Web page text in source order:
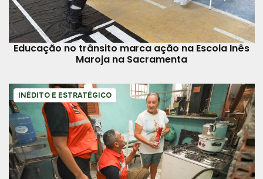
Educação no trânsito marca ação na Escola Inês
Maroja na Sacramenta
INÉDITO E ESTRATÉGICO